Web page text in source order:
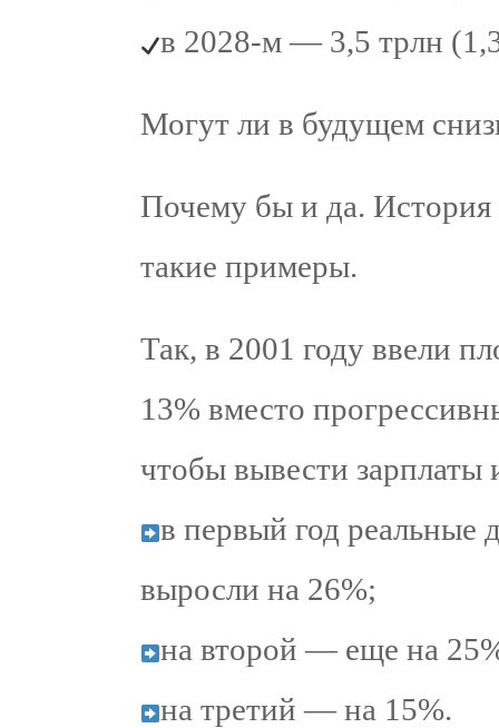
в 2028-м — 3,5 трлн
Могут ли в будущем
Почему бы и да. История
такие примеры.
Так, в 2001 году ввели
13% вместо
чтобы вывести зарплаты
в первый год
выросли на 26%;
на второй — еще на
на третий — на 15%.